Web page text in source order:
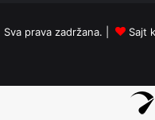
prava zadržana. | Sajt